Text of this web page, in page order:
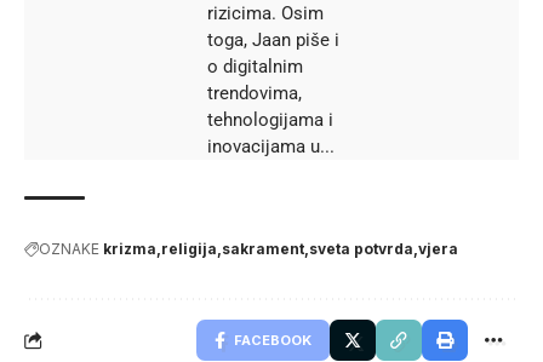
rizicima. Osim
toga, Jaan piše i
o digitalnim
trendovima,
tehnologijama i
inovacijama u...
OZNAKE krizma religija sakrament sveta potvrda vjera
FACEBOOK